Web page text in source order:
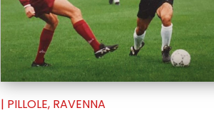
| PILLOLE, RAVENNA